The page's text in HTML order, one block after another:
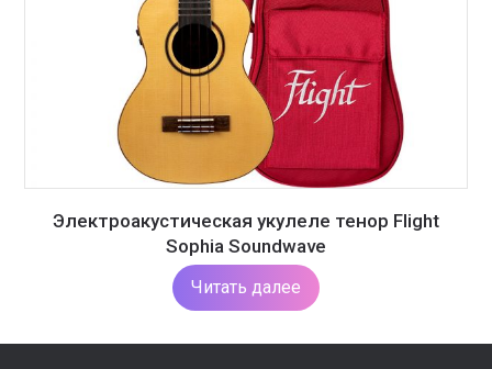
Электроакустическая укулеле тенор Flight
Sophia Soundwave
Читать далее